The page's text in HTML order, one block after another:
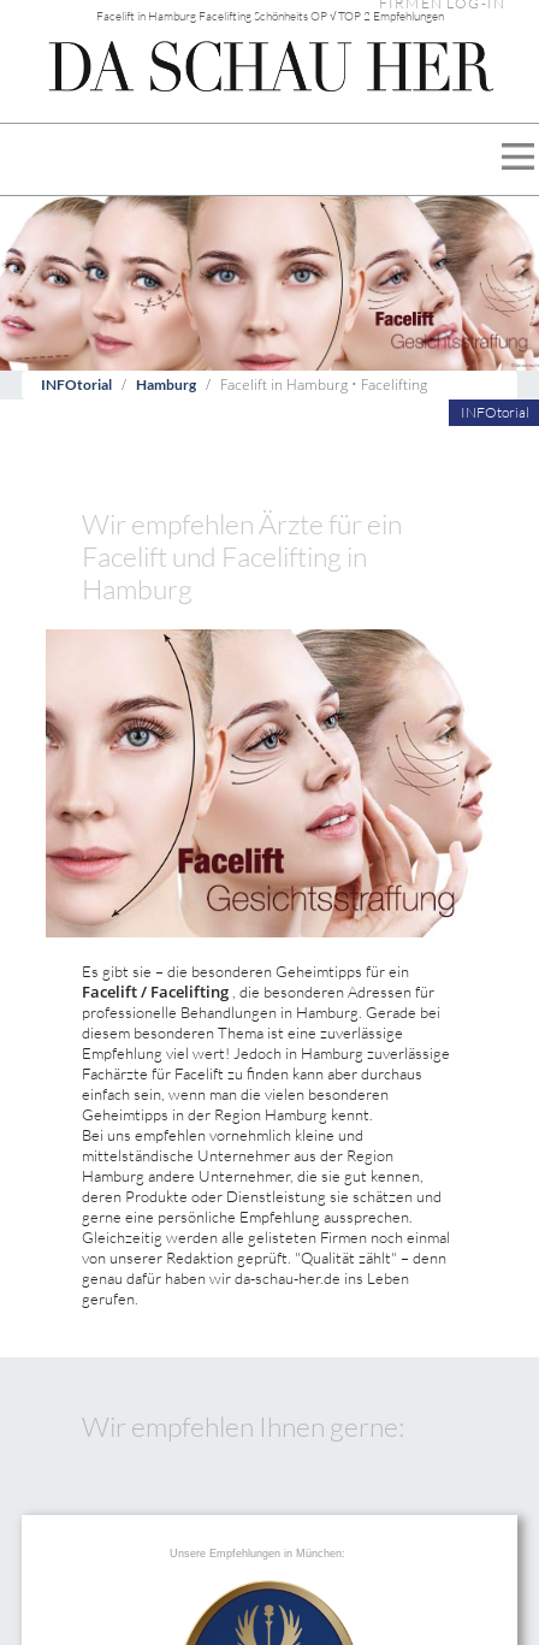
Facelift in Hamburg Facelifting Schönheits OP √ TOP 2 Empfehlungen
INFOtorial Hamburg
Facelift in Hamburg • Facelifting
INFOtorial
Wir empfehlen Ärzte für ein
Facelift und Facelifting in
Hamburg
Es gibt sie – die besonderen Geheimtipps für ein
Facelift / Facelifting , die besonderen Adressen für
professionelle Behandlungen in Hamburg. Gerade bei
diesem besonderen Thema ist eine zuverlässige
Empfehlung viel wert! Jedoch in Hamburg zuverlässige
Fachärzte für Facelift zu finden kann aber durchaus
einfach sein, wenn man die vielen besonderen
Geheimtipps in der Region Hamburg kennt.
Bei uns empfehlen vornehmlich kleine und
mittelständische Unternehmer aus der Region
Hamburg andere Unternehmer, die sie gut kennen,
deren Produkte oder Dienstleistung sie schätzen und
gerne eine persönliche Empfehlung aussprechen.
Gleichzeitig werden alle gelisteten Firmen noch einmal
von unserer Redaktion geprüft. "Qualität zählt" – denn
genau dafür haben wir da-schau-her.de ins Leben
gerufen.
Wir empfehlen Ihnen gerne:
Unsere Empfehlungen in München: